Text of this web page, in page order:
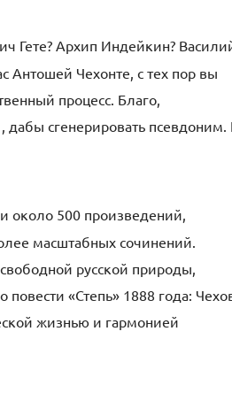
Гете? Архип Индейкин?
Антошей Чехонте, с тех пор вы
процесс. Благо,
, дабы сгенерировать псевдоним.
около 500 произведений,
масштабных сочинений.
русской природы,
«Степь» 1888 года:
жизнью и гармонией